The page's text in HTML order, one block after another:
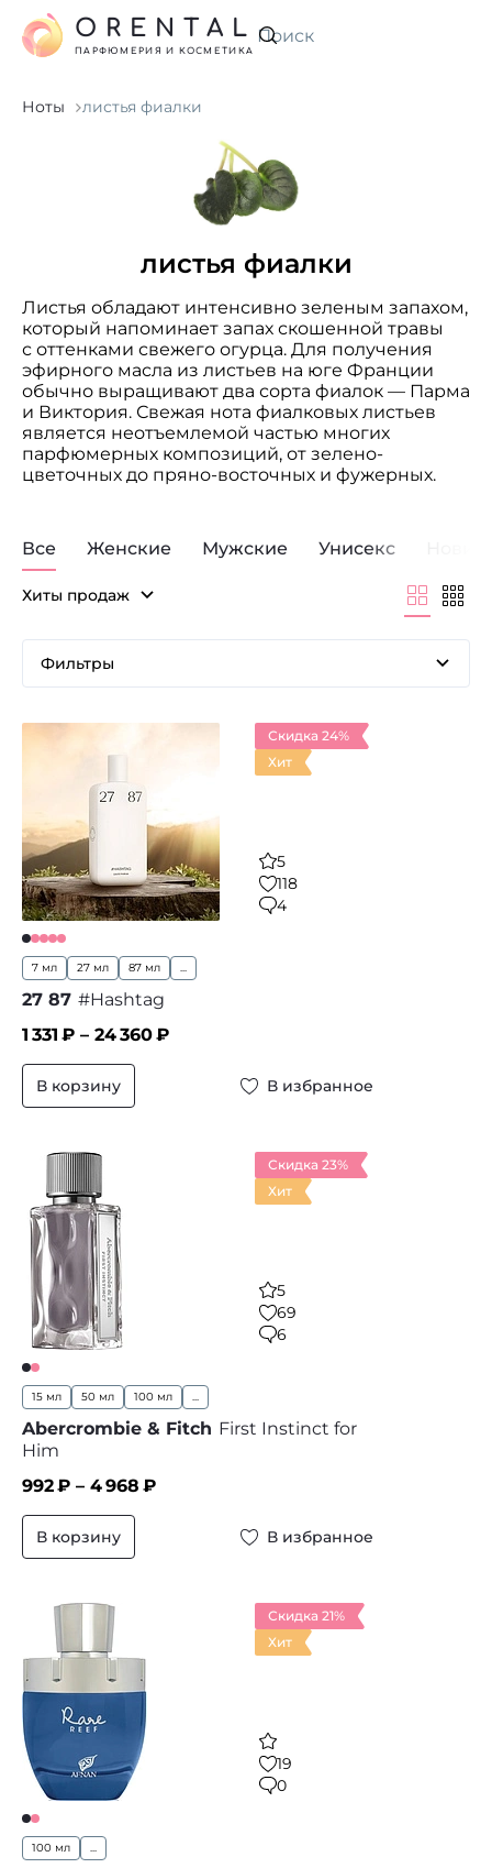
Искать
ORENTAL
ПАРФЮМЕРИЯ И КОСМЕТИКА
Ноты листья фиалки
листья фиалки
Листья обладают интенсивно зеленым запахом,
который напоминает запах скошенной травы
с оттенками свежего огурца. Для получения
эфирного масла из листьев на юге Франции
обычно выращивают два сорта фиалок — Парма
и Виктория. Свежая нота фиалковых листьев
является неотъемлемой частью многих
парфюмерных композиций, от зелено-
цветочных до пряно-восточных и фужерных.
Все Женские Мужские Унисекс
Хиты продаж
Фильтры
Скидка 24%
Хит
5
118
4
7 мл 27 мл 87 мл ...
27 87 #Hashtag
1 331 ₽ – 24 360₽
В корзину В избранное
Скидка 23%
Хит
5
69
6
15 мл 50 мл 100 мл ...
Abercrombie & Fitch First Instinct for
Him
992₽ – 4 968 ₽
В корзину В избранное
Скидка 21%
Хит
19
0
100 мл ...